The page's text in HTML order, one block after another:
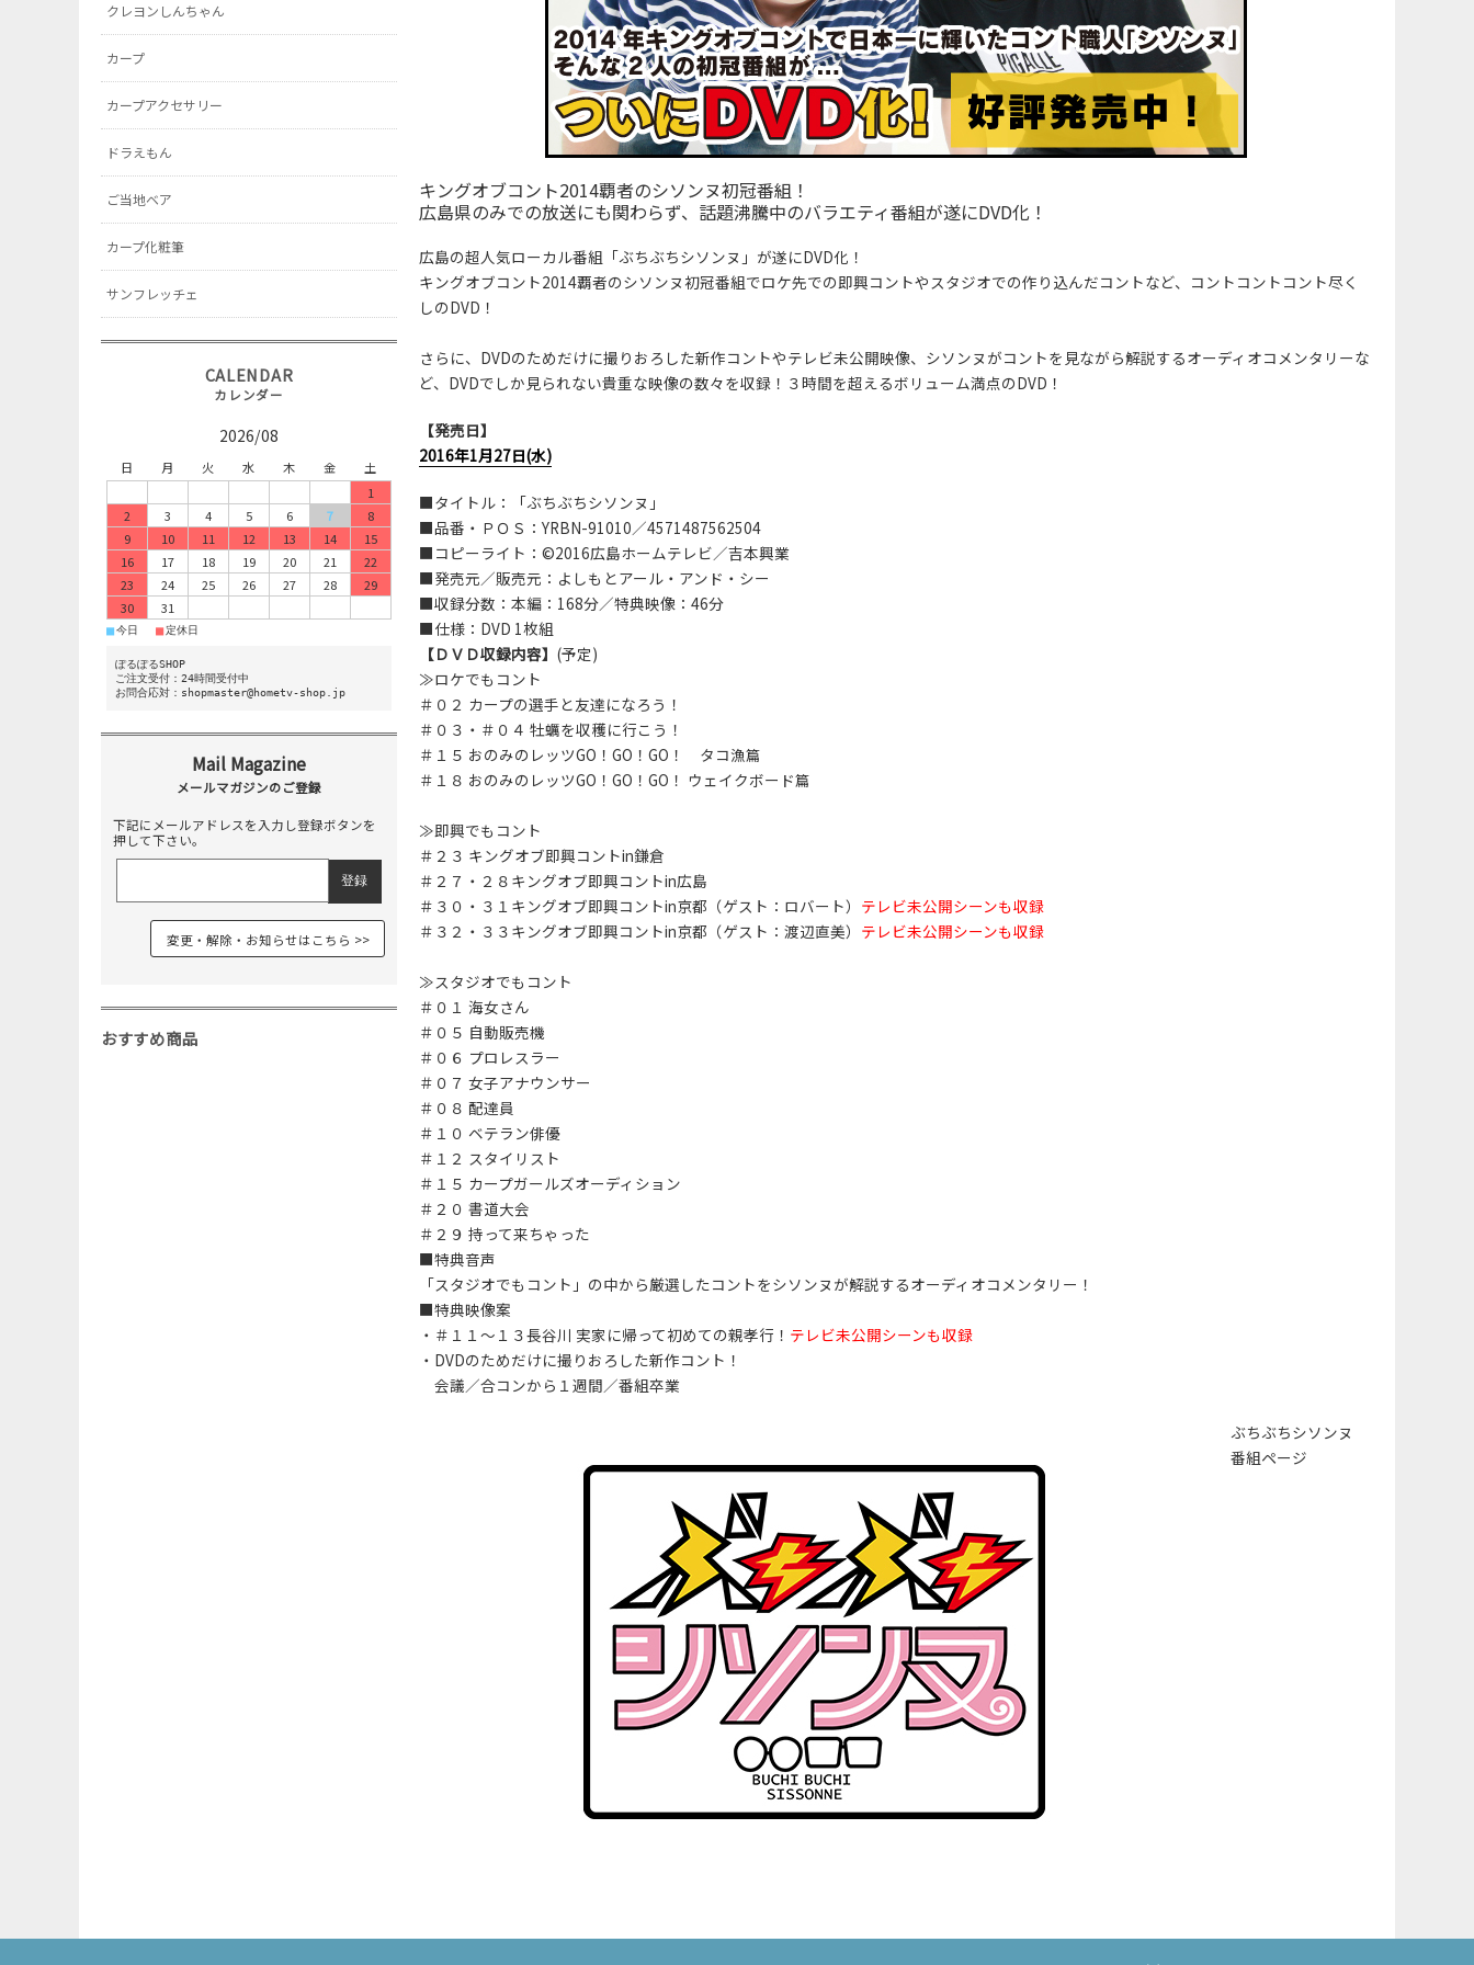
キングオブコント2014覇者のシソンヌ初冠番組！
広島県のみでの放送にも関わらず、話題沸騰中のバラエティ番組が遂にDVD化！
広島の超人気ローカル番組「ぶちぶちシソンヌ」が遂にDVD化！
キングオブコント2014覇者のシソンヌ初冠番組でロケ先での即興コントやスタジオでの作り込んだコントなど、コントコントコント尽く
しのDVD！
さらに、DVDのためだけに撮りおろした新作コントやテレビ未公開映像、シソンヌがコントを見ながら解説するオーディオコメンタリーな
ど、DVDでしか見られない貴重な映像の数々を収録！３時間を超えるボリューム満点のDVD！
【発売日】
2016年1月27日(水)
■タイトル：「ぶちぶちシソンヌ」
■品番・ＰＯＳ：YRBN-91010／4571487562504
■コピーライト：©2016広島ホームテレビ／吉本興業
■発売元／販売元：よしもとアール・アンド・シー
■収録分数：本編：168分／特典映像：46分
■仕様：DVD 1枚組
【ＤＶＤ収録内容】 (予定)
≫ロケでもコント
＃０２ カープの選手と友達になろう！
＃０３・＃０４ 牡蠣を収穫に行こう！
＃１５ おのみのレッツGO！GO！GO！ タコ漁篇
＃１８ おのみのレッツGO！GO！GO！ ウェイクボード篇
≫即興でもコント
＃２３ キングオブ即興コントin鎌倉
＃２７・２８キングオブ即興コントin広島
＃３０・３１キングオブ即興コントin京都（ゲスト：ロバート） テレビ未公開シーンも収録
＃３２・３３キングオブ即興コントin京都（ゲスト：渡辺直美） テレビ未公開シーンも収録
≫スタジオでもコント
＃０１ 海女さん
＃０５ 自動販売機
＃０６ プロレスラー
＃０７ 女子アナウンサー
＃０８ 配達員
＃１０ ベテラン俳優
＃１２ スタイリスト
＃１５ カープガールズオーディション
＃２０ 書道大会
＃２９ 持って来ちゃった
■特典音声
「スタジオでもコント」の中から厳選したコントをシソンヌが解説するオーディオコメンタリー！
■特典映像案
・＃１１～１３長谷川 実家に帰って初めての親孝行！ テレビ未公開シーンも収録
・DVDのためだけに撮りおろした新作コント！
会議／合コンから１週間／番組卒業
ぶちぶちシソンヌ
番組ページ
クレヨンしんちゃん
カープ
カープアクセサリー
ドラえもん
ご当地ベア
カープ化粧筆
サンフレッチェ
2026/08
日 月 火 水 木 金
土
1
2
3 4 5 6 7
8
9
10 11 12 13 14
15
16
17 18 19 20 21
22
23
24 25 26 27 28
29
30
31
■今日 ■定休日
ぽるぽるSHOP
ご注文受付：24時間受付中
お問合応対：shopmaster@hometv-shop.jp
下記にメールアドレスを入力し登録ボタンを
押して下さい。
変更・解除・お知らせはこちら
おすすめ商品